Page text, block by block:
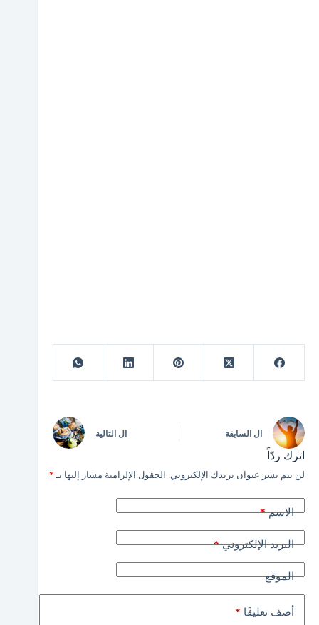
ال السابقة ال التالية
اترك ردّاً
لن يتم نشر عنوان بريدك الإلكتروني. الحقول الإلزامية مشار إليها بـ *
الاسم*
البريد الإلكتروني*
الموقع
أضف تعليقًا *